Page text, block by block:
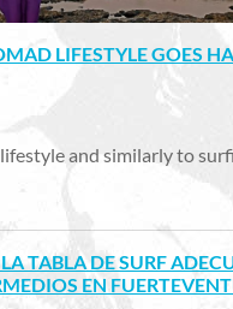
LIFESTYLE GOES
and similarly to
TABLA DE SURF
EN